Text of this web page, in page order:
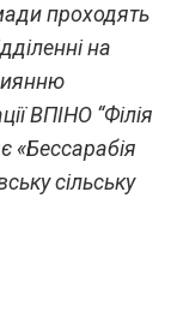
проходять
на
ВПІНО “Філія
«Бессарабія
сільську